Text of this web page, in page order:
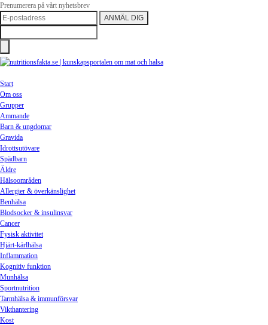
Prenumerera på vårt nyhetsbrev
Start
Om oss
Grupper
Ammande
Barn & ungdomar
Gravida
Idrottsutövare
Spädbarn
Äldre
Hälsoområden
Allergier & överkänslighet
Benhälsa
Blodsocker & insulinsvar
Cancer
Fysisk aktivitet
Hjärt-kärlhälsa
Inflammation
Kognitiv funktion
Munhälsa
Sportnutrition
Tarmhälsa & immunförsvar
Vikthantering
Kost